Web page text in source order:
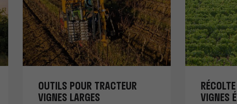
OUTILS POUR TRACTEUR
VIGNES LARGES
VIGNES